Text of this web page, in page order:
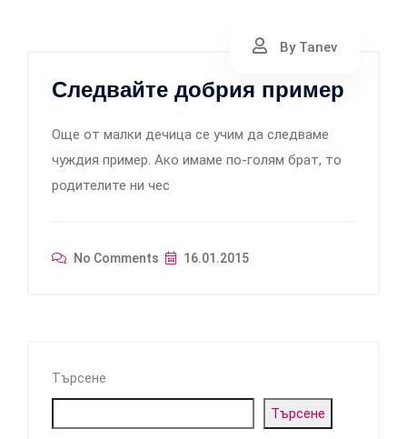
By Tanev
Следвайте добрия пример
Още от малки дечица се учим да следваме
чуждия пример. Ако имаме по-голям брат, то
родителите ни чес
No Comments 16.01.2015
Търсене
Търсене